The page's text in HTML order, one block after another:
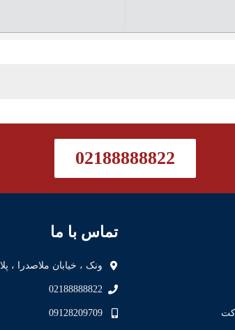
02188888822
تماس با ما
ونک ، خیابان ملاصدرا ، پلاک 76 ، ساختمان
02188888822
09128209709